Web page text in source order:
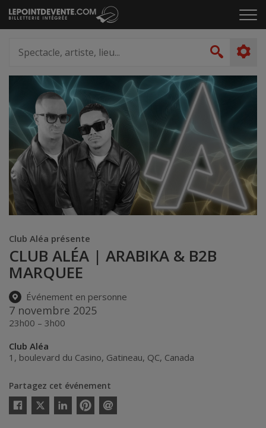
Passer
au
le
artiste,
lieu...
Club Aléa présente
CLUB ALÉA | ARABIKA & B2B
MARQUEE
Événement en personne
7 novembre 2025
23h00 – 3h00
Club Aléa
1, boulevard du Casino, Gatineau, QC, Canada
Partagez cet événement
Twitter